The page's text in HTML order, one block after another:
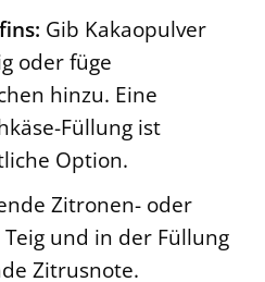
Gib Kakaopulver
oder füge
hinzu. Eine
Füllung ist
Option.
Zitronen- oder
und in der Füllung
Zitrusnote.